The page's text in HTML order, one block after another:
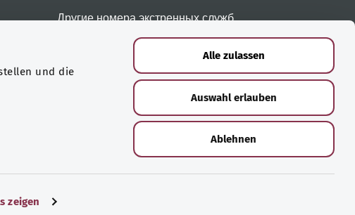
und die
zeigen
Alle zulassen
Auswahl erlauben
Ablehnen
Другие номера экстренных служб